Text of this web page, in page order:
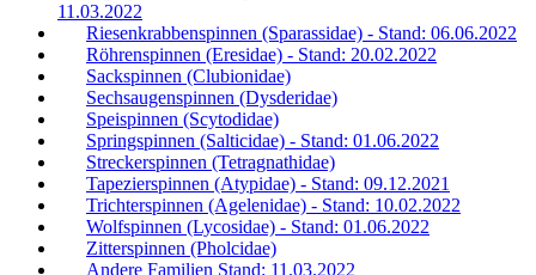
11.03.2022
Riesenkrabbenspinnen (Sparassidae) - Stand: 06.06.2022
Röhrenspinnen (Eresidae) - Stand: 20.02.2022
Sackspinnen (Clubionidae)
Sechsaugenspinnen (Dysderidae)
Speispinnen (Scytodidae)
Springspinnen (Salticidae) - Stand: 01.06.2022
Streckerspinnen (Tetragnathidae)
Tapezierspinnen (Atypidae) - Stand: 09.12.2021
Trichterspinnen (Agelenidae) - Stand: 10.02.2022
Wolfspinnen (Lycosidae) - Stand: 01.06.2022
Zitterspinnen (Pholcidae)
Andere Familien Stand: 11.03.2022